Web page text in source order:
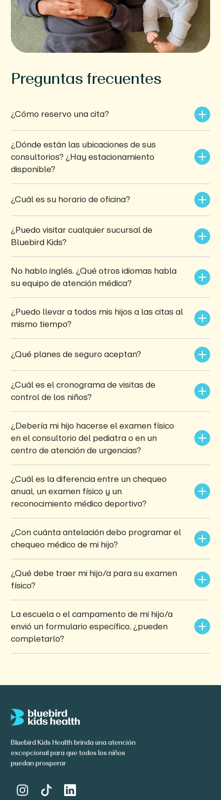
Preguntas frecuentes
¿Cómo reservo una cita?
¿Dónde están las ubicaciones de sus
consultorios? ¿Hay estacionamiento
disponible?
¿Cuál es su horario de oficina?
¿Puedo visitar cualquier sucursal de
Bluebird Kids?
No hablo inglés. ¿Qué otros idiomas habla
su equipo de atención médica?
¿Puedo llevar a todos mis hijos a las citas al
mismo tiempo?
¿Qué planes de seguro aceptan?
¿Cuál es el cronograma de visitas de
control de los niños?
¿Debería mi hijo hacerse el examen físico
en el consultorio del pediatra o en un
centro de atención de urgencias?
¿Cuál es la diferencia entre un chequeo
anual, un examen físico y un
reconocimiento médico deportivo?
¿Con cuánta antelación debo programar el
chequeo médico de mi hijo?
¿Qué debe traer mi hijo/a para su examen
físico?
La escuela o el campamento de mi hijo/a
envió un formulario específico, ¿pueden
completarlo?
Bluebird Kids Health brinda una atención
excepcional para que todos los niños
puedan prosperar